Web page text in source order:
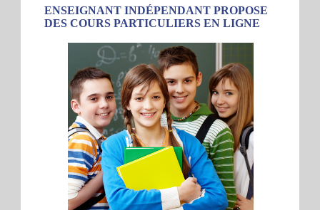
ENSEIGNANT INDÉPENDANT PROPOSE
DES COURS PARTICULIERS EN LIGNE